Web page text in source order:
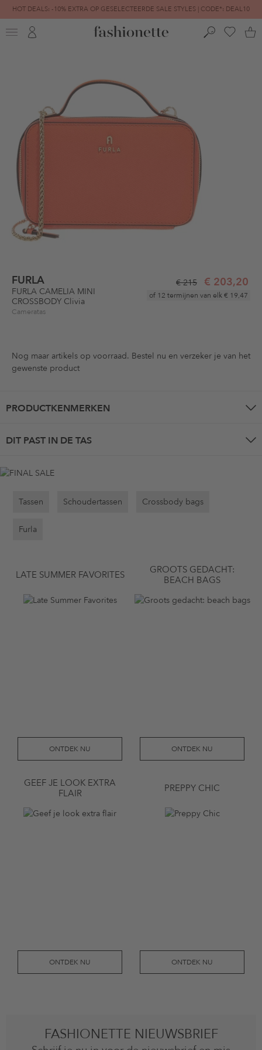
HOT DEALS: -10% EXTRA OP GESELECTEERDE SALE STYLES | CODE*: DEAL10
FINAL SALE | TOT -80% GEREDUCEERD
FURLA
FURLA CAMELIA MINI
CROSSBODY Clivia
Cameratas
€ 215 € 203,20
of 12 termijnen van elk€ 19,47
Nog maar artikels op voorraad. Bestel nu en verzeker je van het
gewenste product
PRODUCTKENMERKEN
DIT PAST IN DE TAS
Tassen Schoudertassen Crossbody bags
Furla
LATE SUMMER FAVORITES
ONTDEK NU
GROOTS GEDACHT:
BEACH BAGS
ONTDEK NU
GEEF JE LOOK EXTRA
FLAIR
ONTDEK NU
PREPPY CHIC
ONTDEK NU
FASHIONETTE NIEUWSBRIEF